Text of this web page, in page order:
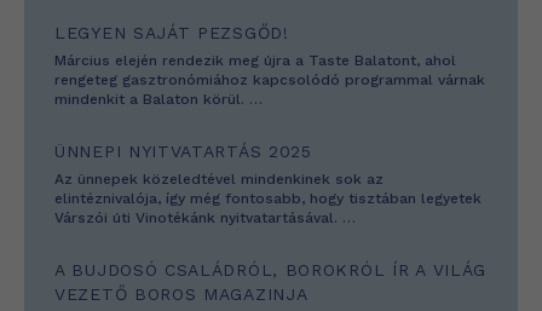
LEGYEN SAJÁT PEZSGŐD!
Március elején rendezik meg újra a Taste Balatont, ahol
rengeteg gasztronómiához kapcsolódó programmal várnak
mindenkit a Balaton körül. …
ÜNNEPI NYITVATARTÁS 2025
Az ünnepek közeledtével mindenkinek sok az
elintéznivalója, így még fontosabb, hogy tisztában legyetek
Várszói úti Vinotékánk nyitvatartásával. …
A BUJDOSÓ CSALÁDRÓL, BOROKRÓL ÍR A VILÁG
VEZETŐ BOROS MAGAZINJA